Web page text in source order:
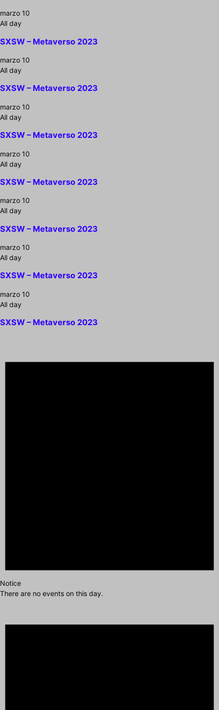
marzo 10
All day
SXSW – Metaverso 2023
marzo 10
All day
SXSW – Metaverso 2023
marzo 10
All day
SXSW – Metaverso 2023
marzo 10
All day
SXSW – Metaverso 2023
marzo 10
All day
SXSW – Metaverso 2023
marzo 10
All day
SXSW – Metaverso 2023
marzo 10
All day
SXSW – Metaverso 2023
Notice
There are no events on this day.